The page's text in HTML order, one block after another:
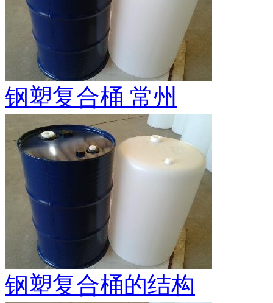
钢塑复合桶 常州
钢塑复合桶的结构